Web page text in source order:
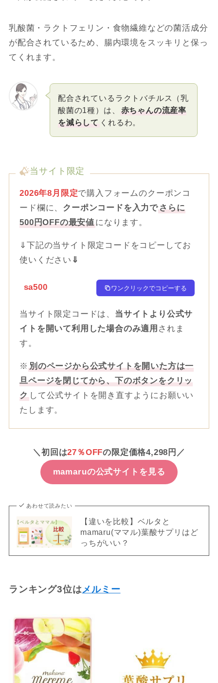
乳酸菌・ラクトフェリン・食物繊維などの菌活成分
が配合されているため、腸内環境をスッキリと保っ
てくれます。
配合されているラクトバチルス（乳
酸菌の1種）は、
赤ちゃんの流産率
を減らして くれるわ。
当サイト限定
2026年8月限定で購入フォームのクーポンコ
ード欄に、 クーポンコードを入力でさらに
500円OFFの最安値になります。
⇓下記の当サイト限定コードをコピーしてお
使いください ⇓
sa500 ワンクリックでコピーする
当サイト限定コードは、 当サイトより公式サ
イトを開いて利用した場合のみ適用 されま
す。
※ 別のページから公式サイトを開いた方は一
旦ページを閉じてから、下のボタンをクリッ
クして公式サイトを開き直すようにお願いい
たします。
＼初回は27 ％OFFの限定価格4,298円／
mamaruの公式サイトを見る
あわせて読みたい
【違いを比較】ベルタと
mamaru(ママル)葉酸サプリはど
っちがいい？
ランキング3位はメルミー